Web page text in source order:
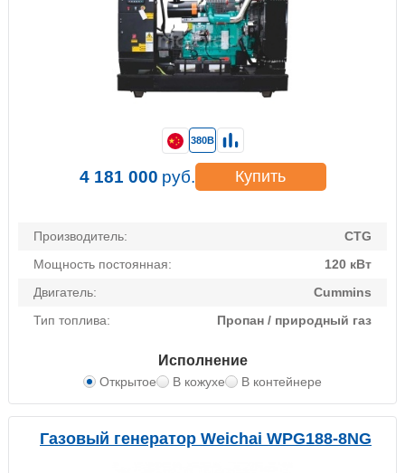
Производитель:
CTG
Мощность постоянная:
120 кВт
Двигатель:
Cummins
Тип топлива:
Пропан / природный газ
Исполнение
Открытое В кожухе В контейнере
380В
4 181 000 руб. Купить
Газовый генератор Weichai WPG188-8NG